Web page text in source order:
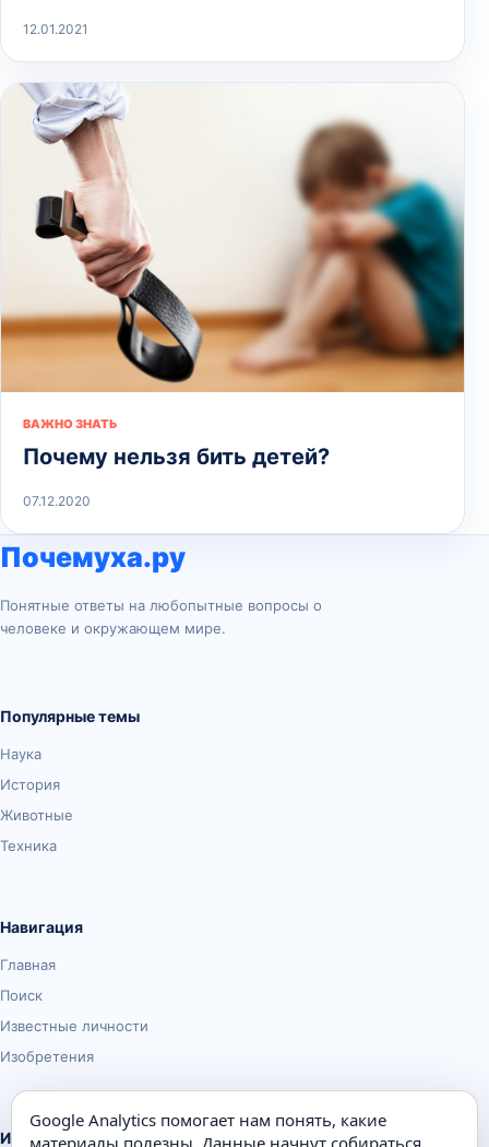
12.01.2021
ВАЖНО ЗНАТЬ
Почему нельзя бить детей?
07.12.2020
Почемуха.ру
Понятные ответы на любопытные вопросы о
человеке и окружающем мире.
Популярные темы
Наука
История
Животные
Техника
Навигация
Главная
Поиск
Известные личности
Изобретения
Информация
Google Analytics помогает нам понять, какие
материалы полезны. Данные начнут собираться